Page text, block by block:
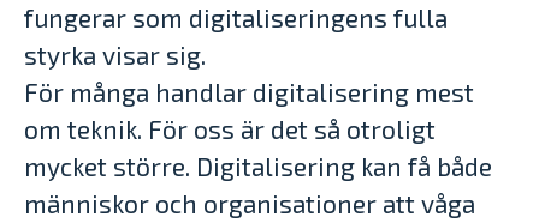
fungerar som digitaliseringens fulla
styrka visar sig.
För många handlar digitalisering mest
om teknik. För oss är det så otroligt
mycket större. Digitalisering kan få både
människor och organisationer att våga